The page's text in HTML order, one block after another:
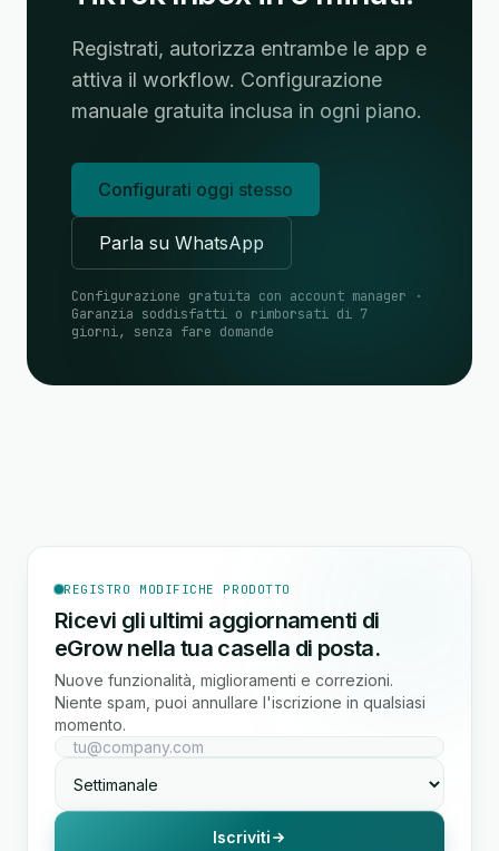
Registrati, autorizza entrambe le app e
attiva il workflow. Configurazione
manuale gratuita inclusa in ogni piano.
Configurati oggi stesso
Parla su WhatsApp
Configurazione gratuita con account manager ·
Garanzia soddisfatti o rimborsati di 7
giorni, senza fare domande
REGISTRO MODIFICHE PRODOTTO
Ricevi gli ultimi aggiornamenti di
eGrow nella tua casella di posta.
Nuove funzionalità, miglioramenti e correzioni.
Niente spam, puoi annullare l'iscrizione in qualsiasi
momento.
Iscriviti